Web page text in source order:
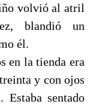
volvió al atril
blandió un
él.
en la tienda era
y con ojos
Estaba sentado